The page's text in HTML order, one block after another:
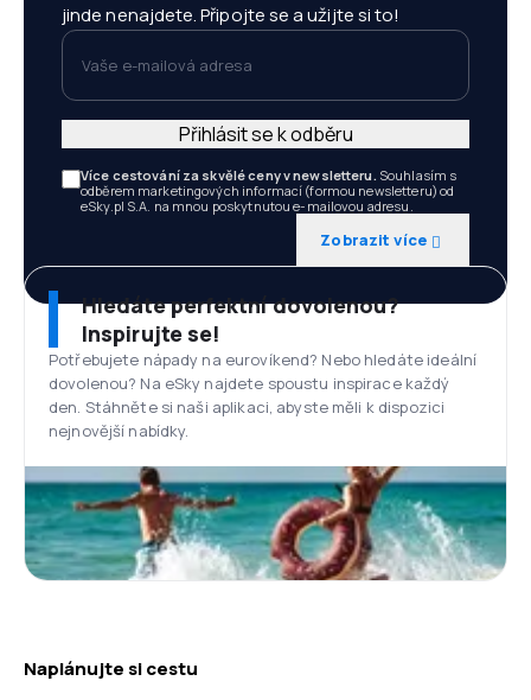
jinde nenajdete. Připojte se a užijte si to!
Vaše e-mailová adresa
Více cestování za skvělé ceny v newsletteru. Souhlasím s
odběrem marketingových informací (formou newsletteru) od
eSky.pl S.A. na mnou poskytnutou e-mailovou adresu.
Zobrazit více
Přihlásit se k odběru
Hledáte perfektní dovolenou?
Inspirujte se!
Potřebujete nápady na eurovíkend? Nebo hledáte ideální
dovolenou? Na eSky najdete spoustu inspirace každý
den. Stáhněte si naši aplikaci, abyste měli k dispozici
nejnovější nabídky.
Naplánujte si cestu